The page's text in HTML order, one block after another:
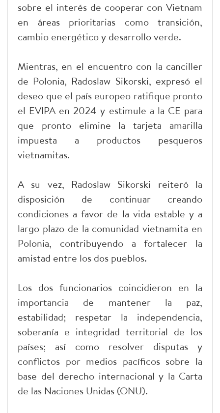
sobre el interés de cooperar con Vietnam
en áreas prioritarias como transición,
cambio energético y desarrollo verde.
Mientras, en el encuentro con la canciller
de Polonia, Radoslaw Sikorski, expresó el
deseo que el país europeo ratifique pronto
el EVIPA en 2024 y estimule a la CE para
que pronto elimine la tarjeta amarilla
impuesta a productos pesqueros
vietnamitas.
A su vez, Radoslaw Sikorski reiteró la
disposición de continuar creando
condiciones a favor de la vida estable y a
largo plazo de la comunidad vietnamita en
Polonia, contribuyendo a fortalecer la
amistad entre los dos pueblos.
Los dos funcionarios coincidieron en la
importancia de mantener la paz,
estabilidad; respetar la independencia,
soberanía e integridad territorial de los
países; así como resolver disputas y
conflictos por medios pacíficos sobre la
base del derecho internacional y la Carta
de las Naciones Unidas (ONU).